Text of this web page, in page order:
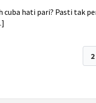
cuba hati pari? Pasti tak
2